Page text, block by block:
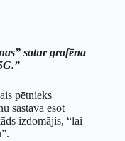
satur grafēna
pētnieks
sastāvā esot
izdomājis, “lai